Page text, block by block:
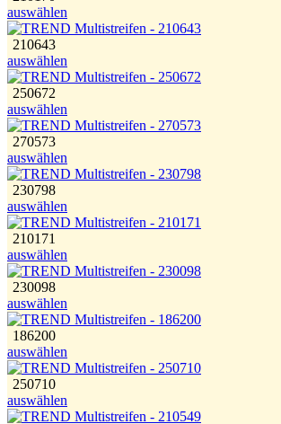
auswählen
210643
auswählen
250672
auswählen
270573
auswählen
230798
auswählen
210171
auswählen
230098
auswählen
186200
auswählen
250710
auswählen